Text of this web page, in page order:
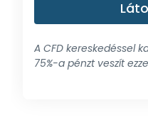
A CFD kereskedéssel
75%-a pénzt veszít